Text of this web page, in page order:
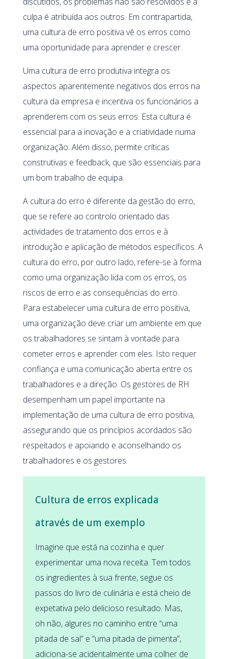
culpa é atribuída aos outros. Em contrapartida,
uma cultura de erro positiva vê os erros como
uma oportunidade para aprender e crescer.
Uma cultura de erro produtiva integra os
aspectos aparentemente negativos dos erros na
cultura da empresa e incentiva os funcionários a
aprenderem com os seus erros. Esta cultura é
essencial para a inovação e a criatividade numa
organização. Além disso, permite críticas
construtivas e feedback, que são essenciais para
um bom trabalho de equipa.
A cultura do erro é diferente da gestão do erro,
que se refere ao controlo orientado das
actividades de tratamento dos erros e à
introdução e aplicação de métodos específicos. A
cultura do erro, por outro lado, refere-se à forma
como uma organização lida com os erros, os
riscos de erro e as consequências do erro.
Para estabelecer uma cultura de erro positiva,
uma organização deve criar um ambiente em que
os trabalhadores se sintam à vontade para
cometer erros e aprender com eles. Isto requer
confiança e uma comunicação aberta entre os
trabalhadores e a direção. Os gestores de RH
desempenham um papel importante na
implementação de uma cultura de erro positiva,
assegurando que os princípios acordados são
respeitados e apoiando e aconselhando os
trabalhadores e os gestores.
Cultura de erros explicada
através de um exemplo
Imagine que está na cozinha e quer
experimentar uma nova receita. Tem todos
os ingredientes à sua frente, segue os
passos do livro de culinária e está cheio de
expetativa pelo delicioso resultado. Mas,
oh não, algures no caminho entre “uma
pitada de sal” e “uma pitada de pimenta”,
adiciona-se acidentalmente uma colher de